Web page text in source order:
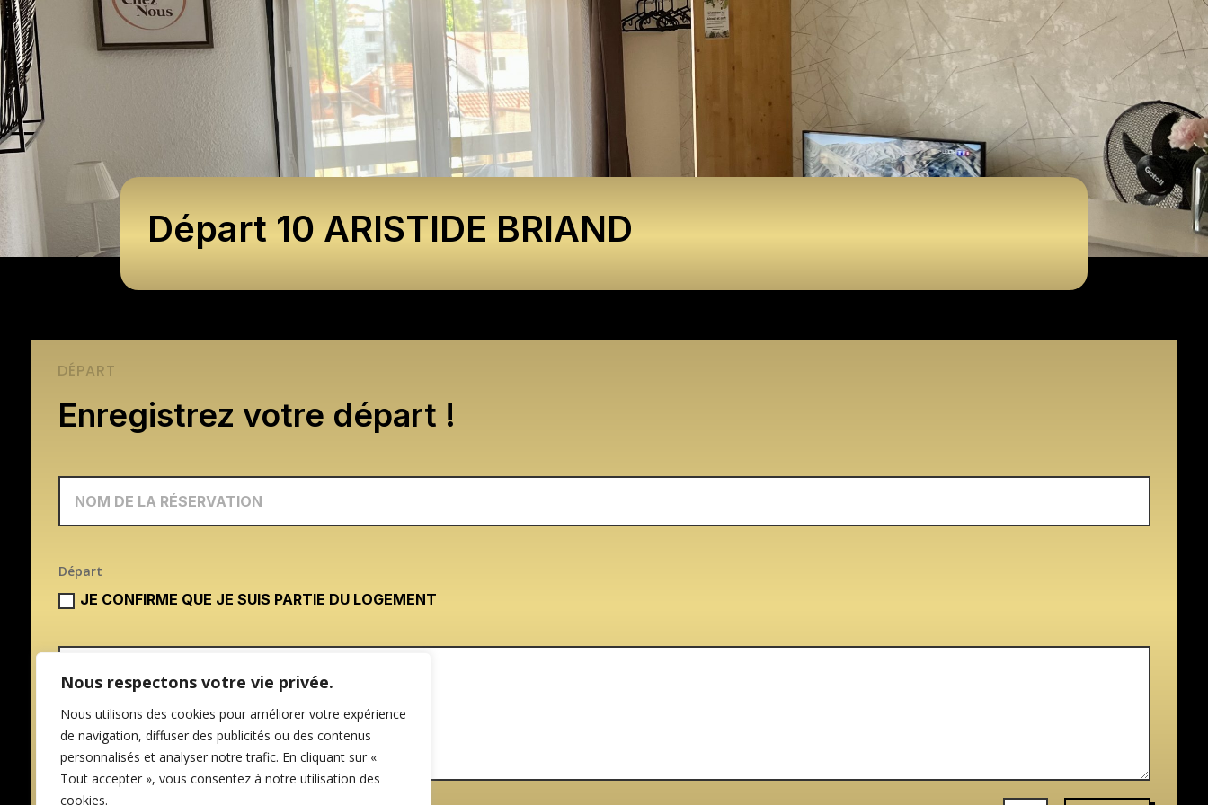
Nous respectons votre vie privée.
Nous utilisons des cookies pour améliorer votre expérience
de navigation, diffuser des publicités ou des contenus
personnalisés et analyser notre trafic. En cliquant sur «
Tout accepter », vous consentez à notre utilisation des
cookies.
Départ 10 ARISTIDE BRIAND
DÉPART
Enregistrez votre départ !
Départ
JE CONFIRME QUE JE SUIS PARTIE DU LOGEMENT